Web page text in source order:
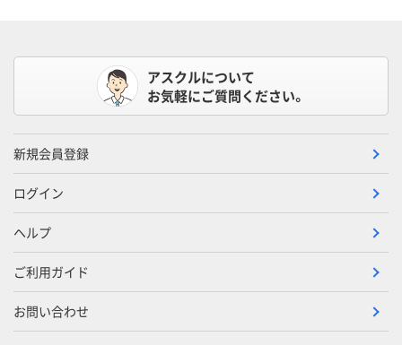
アスクルについて
お気軽にご質問ください。
新規会員登録
ログイン
ヘルプ
ご利用ガイド
お問い合わせ